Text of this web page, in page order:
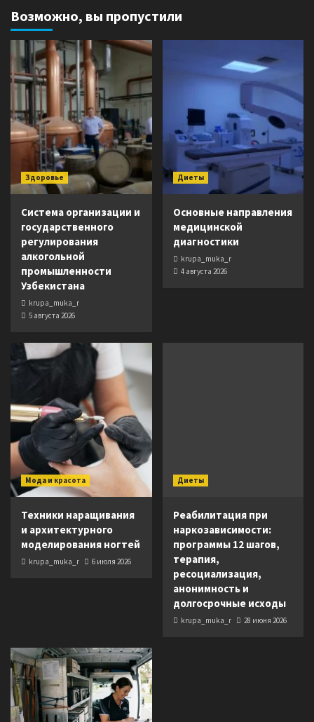
Возможно, вы пропустили
Здоровье
Система организации и
государственного
регулирования
алкогольной
промышленности
Узбекистана
krupa_muka_r
5 августа 2026
Диеты
Основные направления
медицинской
диагностики
krupa_muka_r
4 августа 2026
Мода и красота
Техники наращивания
и архитектурного
моделирования ногтей
krupa_muka_r 6 июля 2026
Диеты
Реабилитация при
наркозависимости:
программы 12 шагов,
терапия,
ресоциализация,
анонимность и
долгосрочные исходы
krupa_muka_r 28 июня 2026